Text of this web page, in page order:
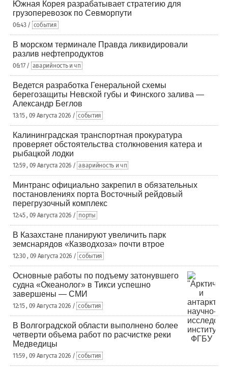
Южная Корея разрабатывает стратегию для
грузоперевозок по Севморпути
06:43 / события
В морском терминале Правда ликвидировали
разлив нефтепродуктов
06:17 / аварийность и чп
Ведется разработка Генеральной схемы
берегозащиты Невской губы и Финского залива —
Александр Беглов
13:15 , 09 Августа 2026 / события
Калининградская транспортная прокуратура
проверяет обстоятельства столкновения катера и
рыбацкой лодки
12:59 , 09 Августа 2026 / аварийность и чп
Минтранс официально закрепил в обязательных
постановлениях порта Восточный рейдовый
перегрузочный комплекс
12:45 , 09 Августа 2026 / порты
В Казахстане планируют увеличить парк
земснарядов «Казводхоза» почти втрое
12:30 , 09 Августа 2026 / события
Основные работы по подъему затонувшего
судна «Океанолог» в Тикси успешно
завершены — СМИ
12:15 , 09 Августа 2026 / события
В Волгоградской области выполнено более
четверти объема работ по расчистке реки
Медведицы
11:59 , 09 Августа 2026 / события